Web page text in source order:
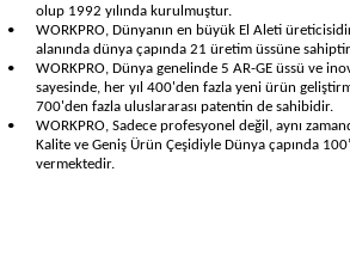
olup 1992 yılında kurulmuştur.
•
WORKPRO, Dünyanın en büyük El Aleti
alanında dünya çapında 21 üretim üssüne
•
WORKPRO, Dünya genelinde 5 AR-GE üssü ve
sayesinde, her yıl 400'den fazla yeni ürün
700'den fazla uluslararası patentin de sahibidir.
•
WORKPRO, Sadece profesyonel değil, aynı
Kalite ve Geniş Ürün Çeşidiyle Dünya çapında
vermektedir.